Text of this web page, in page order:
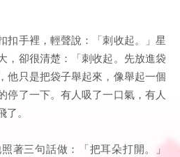
扣手裡，輕聲說：「刺收起。」星
，卻很清楚：「刺收起。先放進袋
他只是把袋子舉起來，像舉起一個
停了一下。有人吸了一口氣，有人
。
著三句話做：「把耳朵打開。」